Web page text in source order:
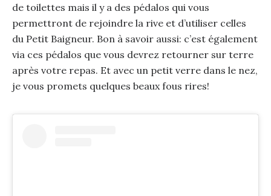
de toilettes mais il y a des pédalos qui vous
permettront de rejoindre la rive et d’utiliser celles
du Petit Baigneur. Bon à savoir aussi: c’est également
via ces pédalos que vous devrez retourner sur terre
après votre repas. Et avec un petit verre dans le nez,
je vous promets quelques beaux fous rires!